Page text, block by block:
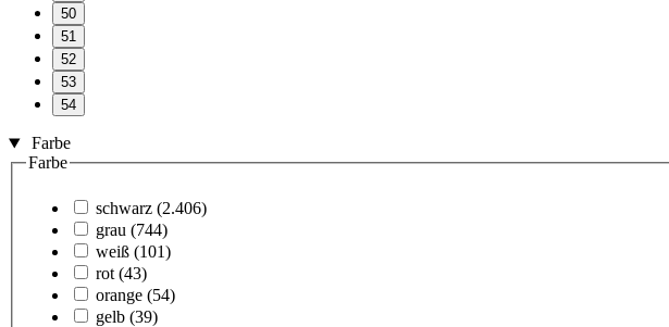
50
51
52
53
54
Farbe
Farbe
schwarz (2.406)
grau (744)
weiß (101)
rot (43)
orange (54)
gelb (39)